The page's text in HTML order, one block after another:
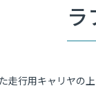
ラ
行用キャリヤの